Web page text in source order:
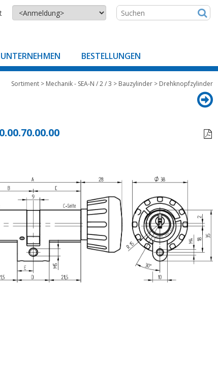
UNTERNEHMEN BESTELLUNGEN
Sortiment > Mechanik - SEA-N / 2 / 3 > Bauzylinder > Drehknopfzylinder
